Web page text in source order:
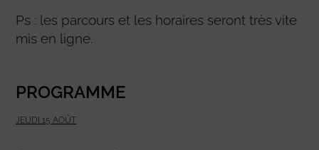
Ps : les parcours et les horaires seront très vite
mis en ligne.
PROGRAMME
JEUDI 15 AOÛT